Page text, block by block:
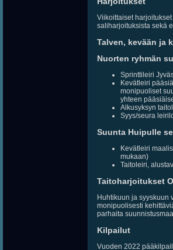
Viikoittaiset
saliharjoituksista sekä
Talven, kevään ja
Nuorten ryhmän
Sprinttileiri
Kevätleiri
monipuoliset
yhteen
Alkusyksyn
Syys/seura
Suunta Huipulle
Kevätleiri
mukaan)
Taitoleiri,
Taitoharjoitukset
Huhtikuun ja syyskuun
monipuolisesti
parhaita
Kilpailut
Vuoden 2022